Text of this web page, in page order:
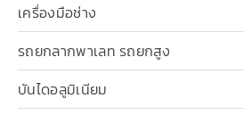
เครื่องมือช่าง
รถยกลากพาเลท รถยกสูง
บันไดอลูมิเนียม